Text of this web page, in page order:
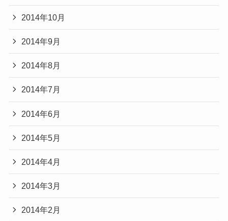
2014年10月
2014年9月
2014年8月
2014年7月
2014年6月
2014年5月
2014年4月
2014年3月
2014年2月